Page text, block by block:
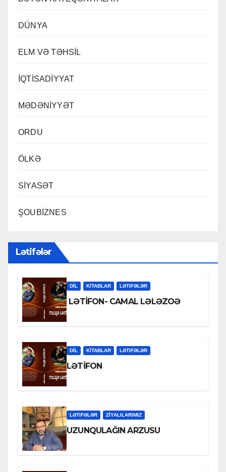
DÜNYA
ELM VƏ TƏHSİL
İQTİSADİYYAT
MƏDƏNİYYƏT
ORDU
ÖLKƏ
SİYASƏT
ŞOUBİZNES
Lətifələr
DİL KİTABLAR LƏTIFƏLƏR
LƏTİFON- CAMAL LƏLƏZOƏ
DİL KİTABLAR LƏTIFƏLƏR
LƏTİFON
LƏTIFƏLƏR ZİYALILARIMIZ
UZUNQULAĞIN ARZUSU